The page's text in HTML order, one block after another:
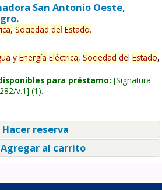
San Antonio Oeste,
Sociedad del Estado.
y Energía Eléctrica, Sociedad del Estado,
para préstamo: Signatura
v.1 (1).
Hacer reserva
al carrito